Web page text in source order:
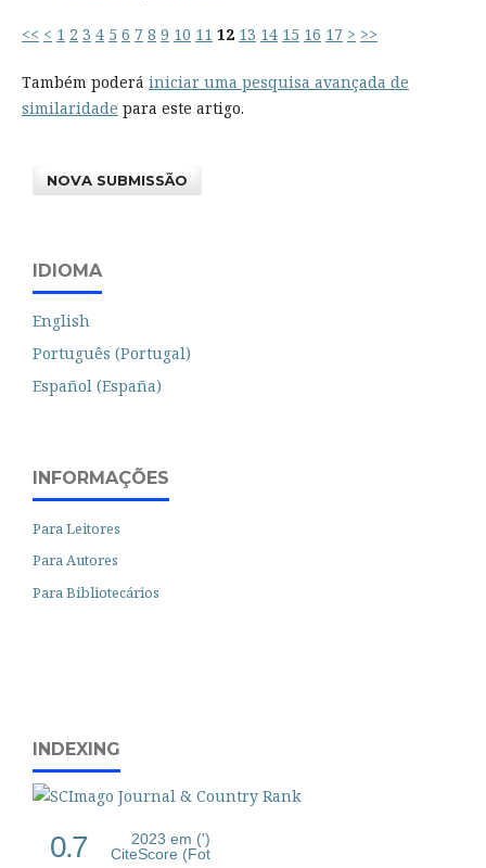
<< < 1 2 3 4 5 6 7 8 9 10 11 12 13 14 15 16 17 > >>
Também poderá iniciar uma pesquisa avançada de
similaridade para este artigo.
NOVA SUBMISSÃO
IDIOMA
English
Português (Portugal)
Español (España)
INFORMAÇÕES
Para Leitores
Para Autores
Para Bibliotecários
INDEXING
0.7
2023 em (')
CiteScore (Fot